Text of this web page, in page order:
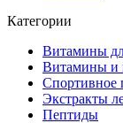
Категории
Витамины
Витамины и
Спортивное
Экстракты
Пептиды